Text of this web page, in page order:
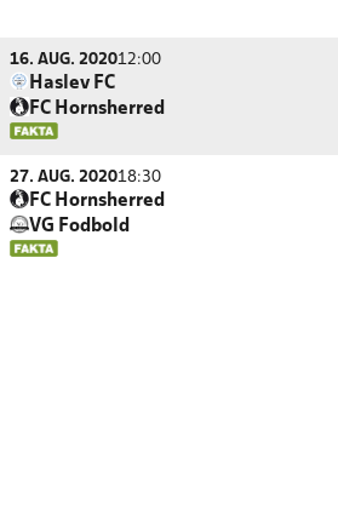
16. AUG. 202012:00
Haslev FC
FC Hornsherred
27. AUG. 202018:30
FC Hornsherred
VG Fodbold